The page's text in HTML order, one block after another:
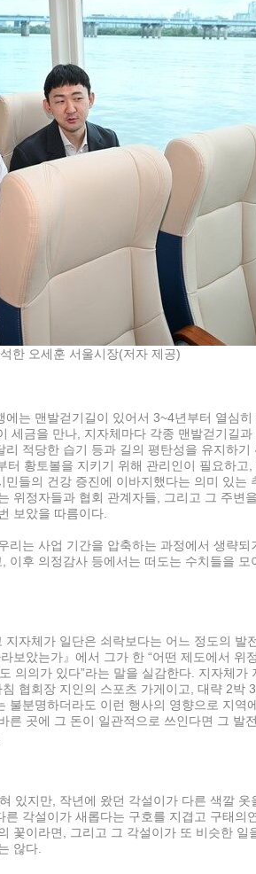
한 오세훈 서울시장(저자 제공)
는 맨발걷기길이 있어서 3~4년부터 열심히
세금을 만나, 지자체마다 각종 맨발걷기길과
적당한 습기 등과 길의 평탄성을 유지하기
황토볼을 지키기 위해 관리인이 필요하고,
들의 건강 증진에 이바지했다는 의미 있는
위정자들과 협회 관계자들, 그리고 그 주변
보았을 따름이다.
리는 사업 기간을 압축하는 과정에서 생략되
이후 의정감사 등에서는 떠도는 수치들을 모
자체가 일단은 쇠락보다는 어느 정도의 발
보았는가』에서 그가 한 “어떤 제도에서 위
의의가 있다”라는 말을 실감한다. 지자체가
협회장 지인의 스포츠 가게이고, 대략 2박
불분명하더라도 이런 행사의 영향으로 지역
른 곳에 그 돈이 일관적으로 쓰인다면 그 발
있지만, 작년에 왔던 각설이가 다른 색깔 옷
각설이가 새롭다는 구호를 지겹고 구태의
꽃이라면, 그리고 그 각설이가 또 비슷한 일
않다.